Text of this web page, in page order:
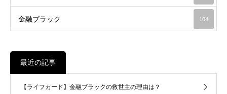
金融ブラック 104
最近の記事
【ライフカード】金融ブラックの救世主の理由は？